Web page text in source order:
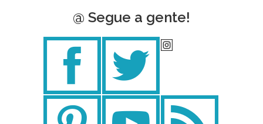
@ Segue a gente!